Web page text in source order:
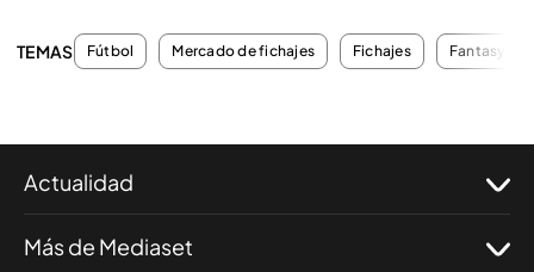
TEMAS Fútbol Mercado de fichajes Fichajes Fantasy
Actualidad
Más de Mediaset